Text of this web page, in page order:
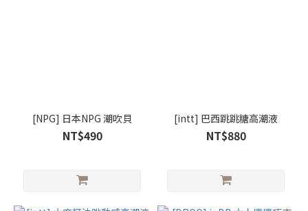
[NPG] 日本NPG 潮吹貝
NT$490
[intt] 巴西跳跳糖高潮液
NT$880